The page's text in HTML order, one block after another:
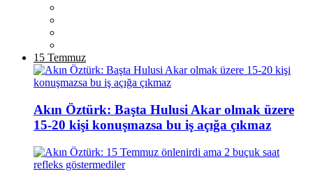
15 Temmuz
Akın Öztürk: Başta Hulusi Akar olmak üzere
15-20 kişi konuşmazsa bu iş açığa çıkmaz